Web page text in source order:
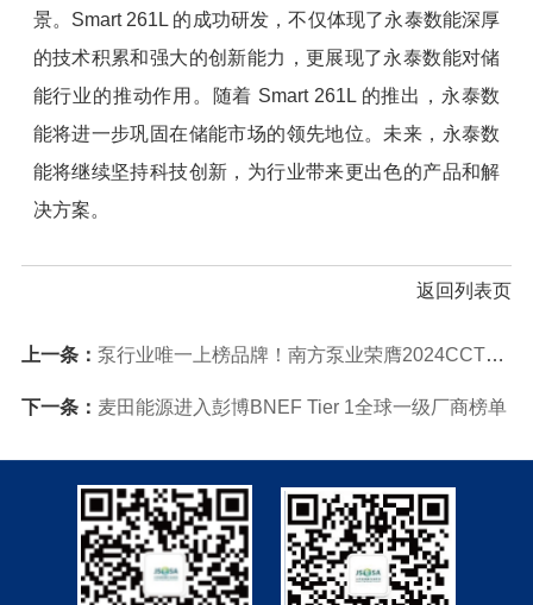
景。Smart 261L 的成功研发，不仅体现了永泰数能深厚
的技术积累和强大的创新能力，更展现了永泰数能对储
能行业的推动作用。随着 Smart 261L 的推出，永泰数
能将进一步巩固在储能市场的领先地位。未来，永泰数
能将继续坚持科技创新，为行业带来更出色的产品和解
决方案。
返回列表页
上一条： 泵行业唯一上榜品牌！南方泵业荣膺2024CCTV《大国品牌》“75年75品牌”
下一条： 麦田能源进入彭博BNEF Tier 1全球一级厂商榜单